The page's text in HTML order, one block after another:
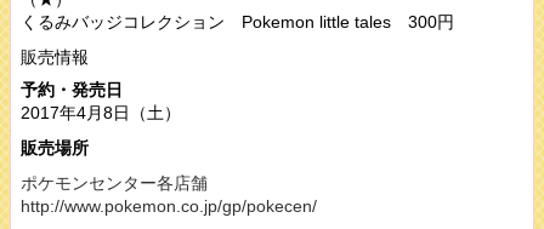
くるみバッジコレクション Pokemon little tales 300円
販売情報
予約・発売日
2017年4月8日（土）
販売場所
ポケモンセンター各店舗
http://www.pokemon.co.jp/gp/pokecen/